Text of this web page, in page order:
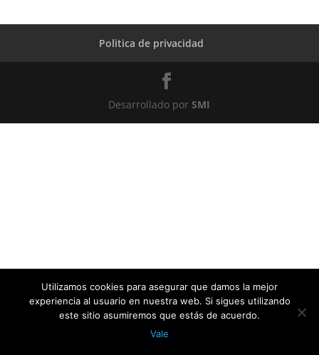
Politica de privacidad
Desarrollado porSMI
Utilizamos cookies para asegurar que damos la mejor
experiencia al usuario en nuestra web. Si sigues utilizando
este sitio asumiremos que estás de acuerdo.
Vale